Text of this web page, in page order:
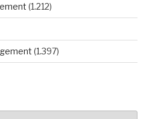
(1.212)
(1.397)